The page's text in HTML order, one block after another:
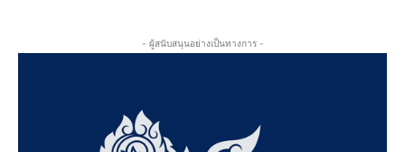
- ผู้สนับสนุนอย่างเป็นทางการ -